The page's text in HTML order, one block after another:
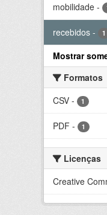
mobilidade -
recebidos - 1
Mostrar
Formatos
CSV - 1
PDF - 1
Licenças
Creative